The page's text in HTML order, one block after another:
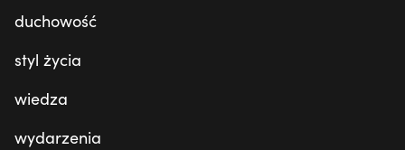
duchowość
styl życia
wiedza
wydarzenia